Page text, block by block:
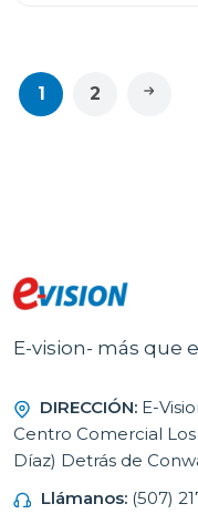
1 2
E-vision- más que
DIRECCIÓN: E-
Centro Comercial
Díaz) Detrás de
Llámanos: (507)